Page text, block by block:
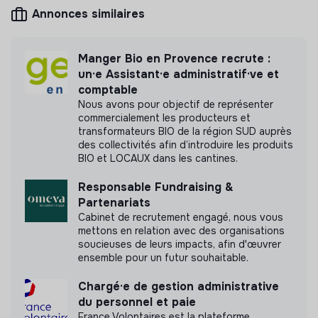
L'Art d'en faire n'a pas encore transmis de mesure
Labels et certifications
Cette structure n'a pas souhaité nous
communiquer les labels ou certifications qu'elle a
Documents
N'a pas encore communiqué de documents de
transparence
Annonces similaires
Manger Bio en Provence recrute :
un·e Assistant·e administratif·ve et
comptable
Nous avons pour objectif de représenter
commercialement les producteurs et
transformateurs BIO de la région SUD auprès
des collectivités afin d’introduire les produits
BIO et LOCAUX dans les cantines.
Responsable Fundraising &
Partenariats
Cabinet de recrutement engagé, nous vous
mettons en relation avec des organisations
soucieuses de leurs impacts, afin d'œuvrer
ensemble pour un futur souhaitable.
Chargé·e de gestion administrative
du personnel et paie